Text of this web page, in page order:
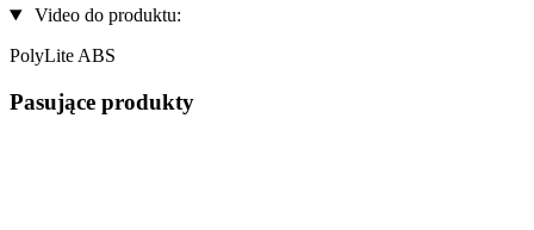
Video do produktu:
PolyLite ABS
Pasujące produkty